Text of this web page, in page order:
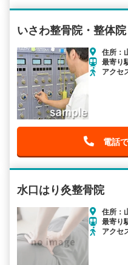
いさわ整骨院・整体院
住所：
最寄り
アクセ
電話
水口はり灸整骨院
住所：
最寄り
アクセ